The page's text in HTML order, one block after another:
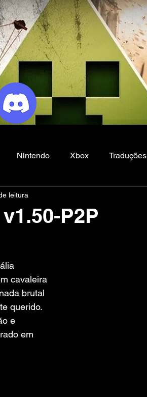
Nintendo Xbox Traduções
P2P
leitura
cavaleira
brutal
querido.
e
em